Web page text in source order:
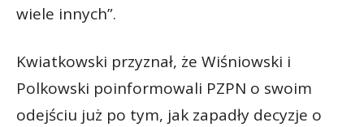
wiele innych”.
Kwiatkowski przyznał, że Wiśniowski i
Polkowski poinformowali PZPN o swoim
odejściu już po tym, jak zapadły decyzje o